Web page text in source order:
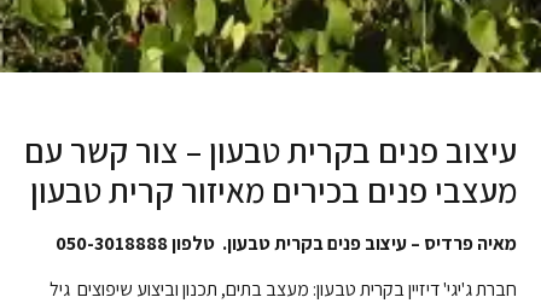
עיצוב פנים בקרית טבעון – צור קשר עם
מעצבי פנים בכירים מאיזור קרית טבעון
מאיה פרדיס – עיצוב פנים בקרית טבעון. טלפון 050-3018888
חברת ג'יגי' דיזיין בקרית טבעון: מעצב בתים, תכנון וביצוע שיפוצים גיל